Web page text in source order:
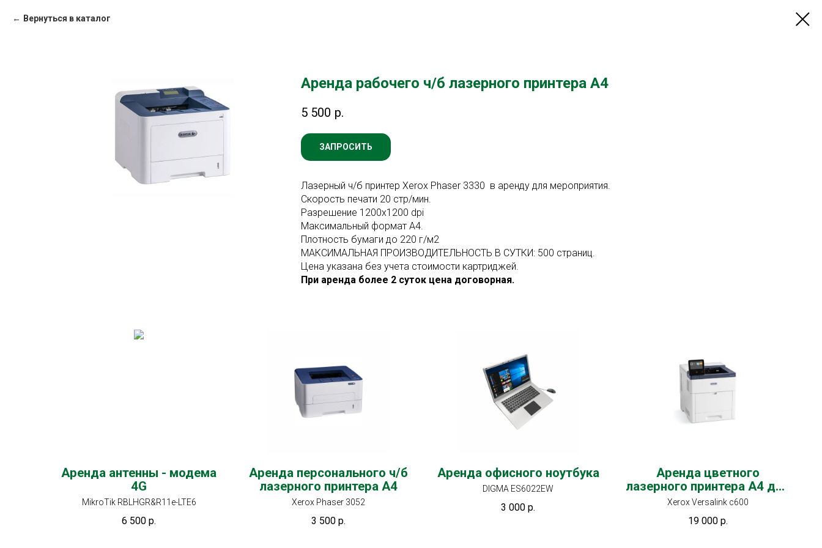
Вернуться в каталог
Аренда рабочего ч/б лазерного принтера А4
5 500 р.
ЗАПРОСИТЬ
Лазерный ч/б принтер Xerox Phaser 3330 в аренду для мероприятия.
Скорость печати 20 стр/мин.
Разрешение 1200х1200 dpi
Максимальный формат A4.
Плотность бумаги до 220 г/м2
МАКСИМАЛЬНАЯ ПРОИЗВОДИТЕЛЬНОСТЬ В СУТКИ: 500 страниц.
Цена указана без учета стоимости картриджей.
При аренда более 2 суток цена договорная.
Аренда антенны - модема
4G
MikroTik RBLHGR&R11e-LTE6
6 500 р.
Аренда персонального ч/б
лазерного принтера А4
Xerox Phaser 3052
3 500 р.
Аренда офисного ноутбука
DIGMA ES6022EW
3 000 р.
Аренда цветного
лазерного принтера А4 для
группы
Xerox Versalink c600
19 000 р.